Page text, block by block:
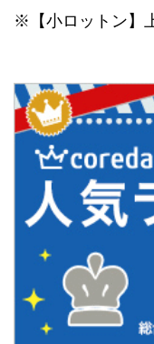
※【小ロットン】